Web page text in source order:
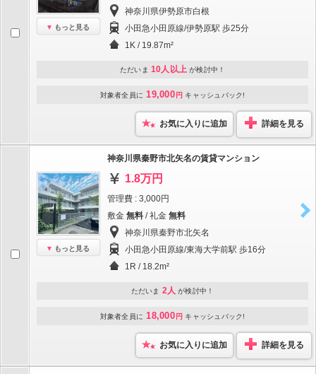
もっと見る
神奈川県伊勢原市白根
小田急小田原線/伊勢原駅 歩25分
1K / 19.87m²
ただいま 10人以上 が検討中！
対象者全員に 19,000 円 キャッシュバック!
お気に入りに追加 詳細を見る
もっと見る
神奈川県秦野市北矢名の賃貸マンション
1.8万円
管理費 : 3,000円
敷金 無料 / 礼金 無料
神奈川県秦野市北矢名
小田急小田原線/東海大学前駅 歩16分
1R / 18.2m²
ただいま 2人 が検討中！
対象者全員に 18,000 円 キャッシュバック!
お気に入りに追加 詳細を見る